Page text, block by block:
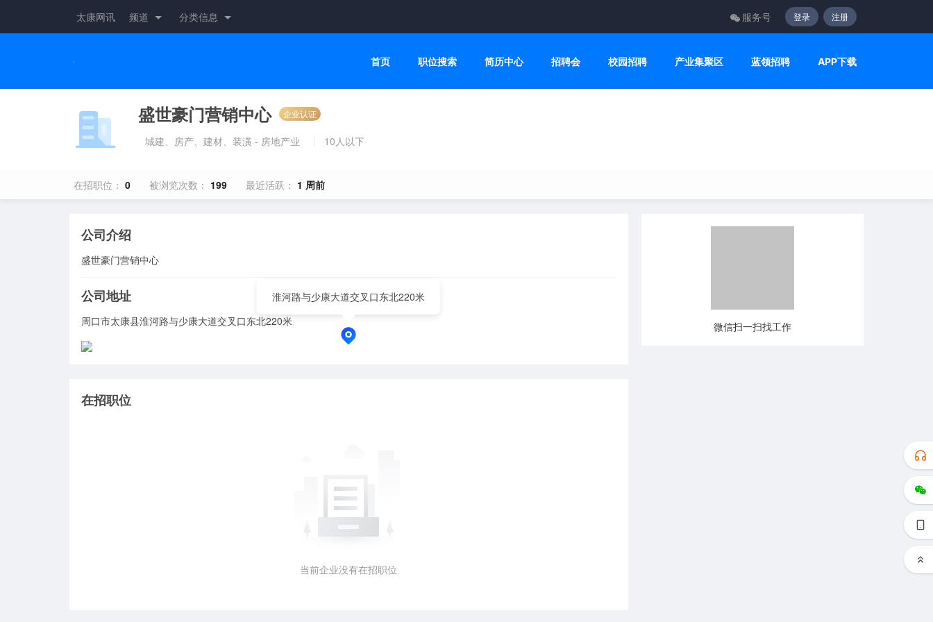
太康网讯 频道 分类信息 服务号 登录 注册
首页 职位搜索 简历中心 招聘会 校园招聘 产业集聚区 蓝领招聘 APP下载
盛世豪门营销中心 企业认证
城建、房产、建材、装潢 - 房地产业 10人以下
在招职位： 0 被浏览次数： 199 最近活跃： 1 周前
公司介绍
盛世豪门营销中心
公司地址
周口市太康县淮河路与少康大道交叉口东北220米
淮河路与少康大道交叉口东北220米
在招职位
当前企业没有在招职位
微信扫一扫找工作